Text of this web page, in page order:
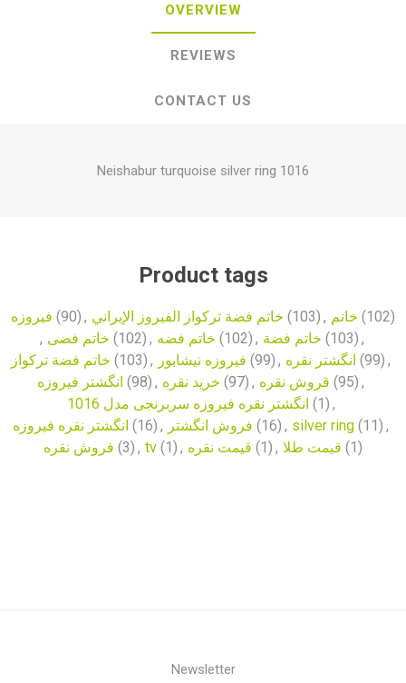
OVERVIEW
REVIEWS
CONTACT US
Neishabur turquoise silver ring 1016
Product tags
فیروزه (90) , خاتم فضة تركواز الفيروز الإيراني (103) , خاتم (102)
, خاتم فضی (102) , خاتم فضه (102) , خاتم فضة (103) ,
خاتم فضة تركواز (103) , فیروزه نیشابور (99) , انگشتر نقره (99) ,
انگشتر فیروزه (98) , خرید نقره (97) , قروش نقره (95) ,
انگشتر نقره فیروزه سربرنجی مدل 1016 (1) ,
انگشتر نقره فیروزه (16) , فروش انگشتر (16) , silver ring (11) ,
فروش نقره (3) , tv (1) , قیمت نقره (1) , قیمت طلا (1)
Newsletter